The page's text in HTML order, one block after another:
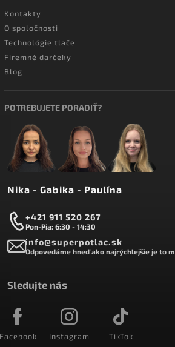
Kontakty
O spoločnosti
Technológie tlače
Firemné darčeky
Blog
POTREBUJETE PORADIŤ?
Nika - Gabika - Paulína
+421 911 520 267
Pon-Pia: 6:30 - 14:30
info@superpotlac.sk
Odpovedáme hneď ako najrýchlejšie je to
Sledujte nás
Instagram TikTok